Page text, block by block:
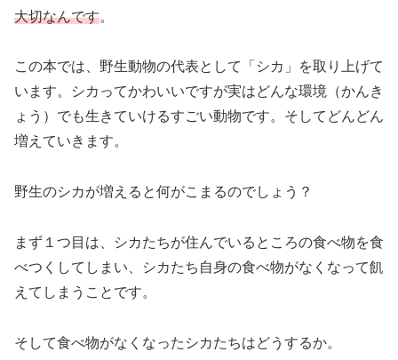
大切なんです。
この本では、野生動物の代表として「シカ」を取り上げて
います。シカってかわいいですが実はどんな環境（かんき
ょう）でも生きていけるすごい動物です。そしてどんどん
増えていきます。
野生のシカが増えると何がこまるのでしょう？
まず１つ目は、シカたちが住んでいるところの食べ物を食
べつくしてしまい、シカたち自身の食べ物がなくなって飢
えてしまうことです。
そして食べ物がなくなったシカたちはどうするか。